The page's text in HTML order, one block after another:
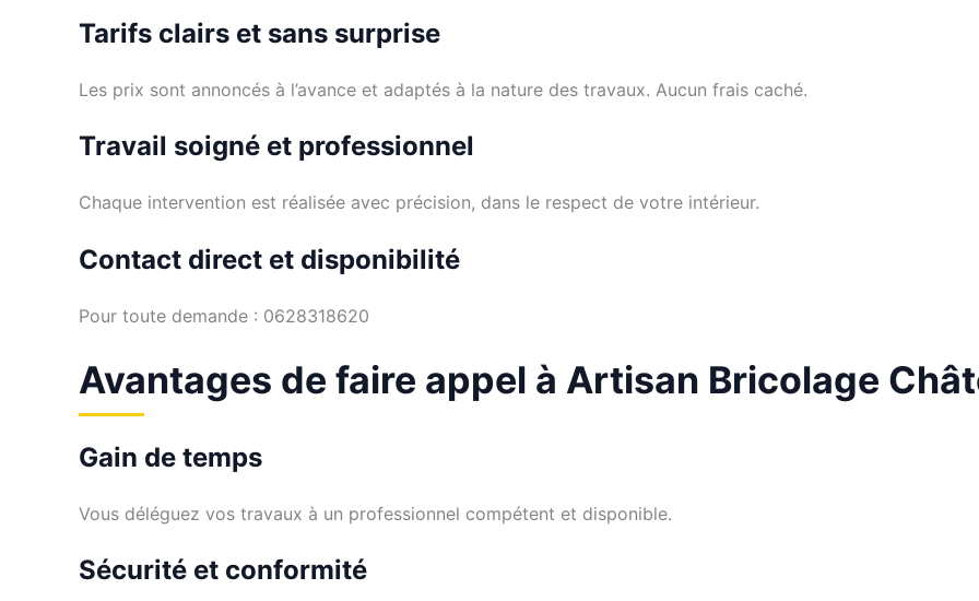
Tarifs clairs et sans surprise
Les prix sont annoncés à l’avance et adaptés à la nature des travaux. Aucun frais caché.
Travail soigné et professionnel
Chaque intervention est réalisée avec précision, dans le respect de votre intérieur.
Contact direct et disponibilité
Pour toute demande : 0628318620
Avantages de faire appel à Artisan Bricolage
Gain de temps
Vous déléguez vos travaux à un professionnel compétent et disponible.
Sécurité et conformité